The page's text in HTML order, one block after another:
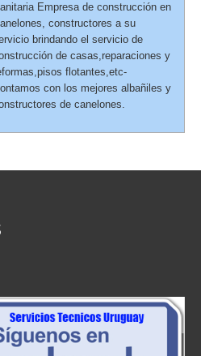
Empresa de construcción en
constructores a su
brindando el servicio de
de casas,reparaciones y
flotantes,etc-
con los mejores albañiles y
de canelones.